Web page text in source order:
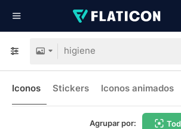
Iconos Stickers Iconos animados
Agrupar por: